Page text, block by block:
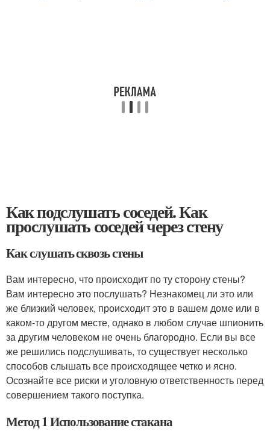
Как подслушать соседей. Как
прослушать соседей через стену
Как слушать сквозь стены
Вам интересно, что происходит по ту сторону стены?
Вам интересно это послушать? Незнакомец ли это или
же близкий человек, происходит это в вашем доме или в
каком-то другом месте, однако в любом случае шпионить
за другим человеком не очень благородно. Если вы все
же решились подслушивать, то существует несколько
способов слышать все происходящее четко и ясно.
Осознайте все риски и уголовную ответственность перед
совершением такого поступка.
Метод 1 Использование стакана